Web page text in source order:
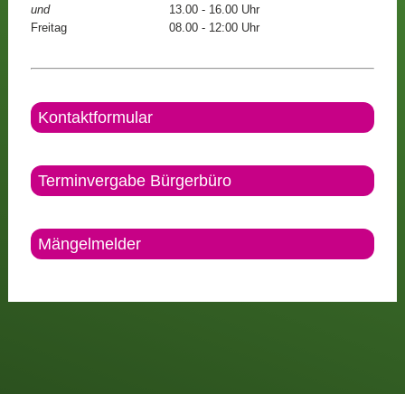
und
13.00 - 16.00 Uhr
Freitag
08.00 - 12:00 Uhr
Kontaktformular
Terminvergabe Bürgerbüro
Mängelmelder